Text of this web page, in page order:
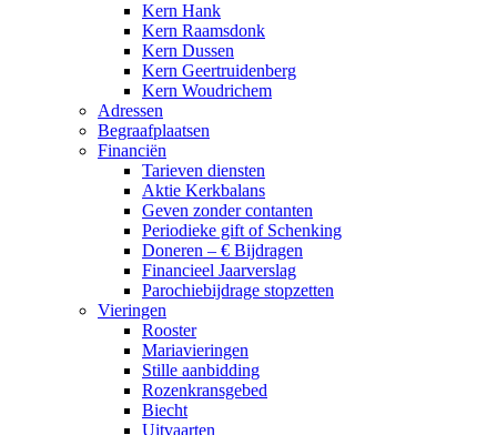
Kern Hank
Kern Raamsdonk
Kern Dussen
Kern Geertruidenberg
Kern Woudrichem
Adressen
Begraafplaatsen
Financiën
Tarieven diensten
Aktie Kerkbalans
Geven zonder contanten
Periodieke gift of Schenking
Doneren – € Bijdragen
Financieel Jaarverslag
Parochiebijdrage stopzetten
Vieringen
Rooster
Mariavieringen
Stille aanbidding
Rozenkransgebed
Biecht
Uitvaarten